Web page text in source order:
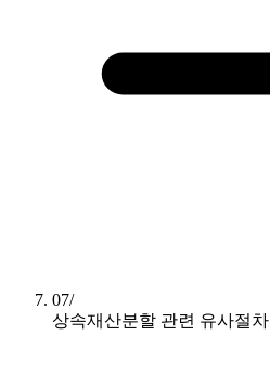
07/
상속재산분할 관련 유사절차